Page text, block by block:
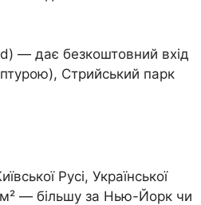
— дає безкоштовний вхід
Стрийський парк
Русі, Української
— більшу за Нью-Йорк чи